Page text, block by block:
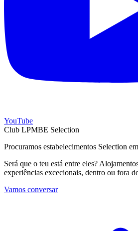
YouTube
Club LPMBE Selection
Procuramos estabelecimentos Selection
Será que o teu está entre eles?
experiências excecionais, dentro ou fora
Vamos conversar